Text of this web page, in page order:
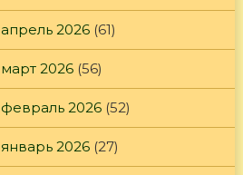
апрель 2026 (61)
март 2026 (56)
февраль 2026 (52)
январь 2026 (27)